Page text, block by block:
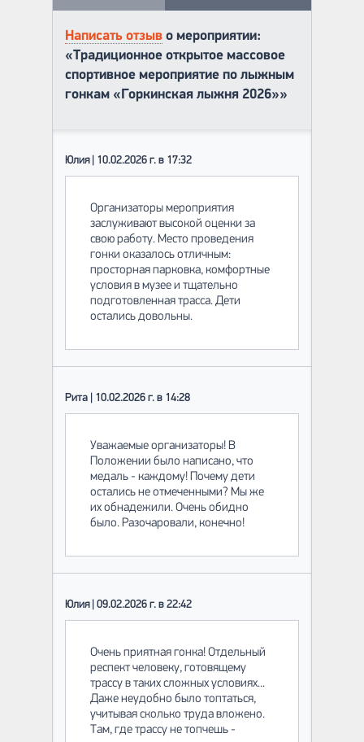
Написать отзыв о мероприятии:
«Традиционное открытое массовое
спортивное мероприятие по лыжным
гонкам «Горкинская лыжня 2026»»
Юлия | 10.02.2026 г. в 17:32
Организаторы мероприятия
заслуживают высокой оценки за
свою работу. Место проведения
гонки оказалось отличным:
просторная парковка, комфортные
условия в музее и тщательно
подготовленная трасса. Дети
остались довольны.
Рита | 10.02.2026 г. в 14:28
Уважаемые организаторы! В
Положении было написано, что
медаль - каждому! Почему дети
остались не отмеченными? Мы же
их обнадежили. Очень обидно
было. Разочаровали, конечно!
Юлия | 09.02.2026 г. в 22:42
Очень приятная гонка! Отдельный
респект человеку, готовящему
трассу в таких сложных условиях...
Даже неудобно было топтаться,
учитывая сколько труда вложено.
Там, где трассу не топчешь -